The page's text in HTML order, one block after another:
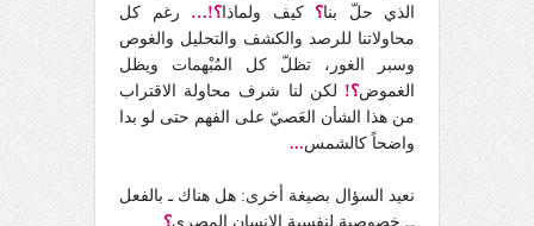
الذي حلّ بنا؟كيف ولماذا ؟!… رغم كل
محاولاتنا للرصد والكشف والتحليل والغوص
وسبر الغور، تظلّ كل المُبْهمات ويظل
الغموض؟! لكن لنا شرف محاولة الاقتراب
من هذا الشأن العَصيّ على الفهم حتى لو بدا
واضحاً كالشمس...
نعيد السؤال بصيغة أخرى: هل هناك ـ بالفعل
ــ خصوصية لنفسية الإنسان المصري؟